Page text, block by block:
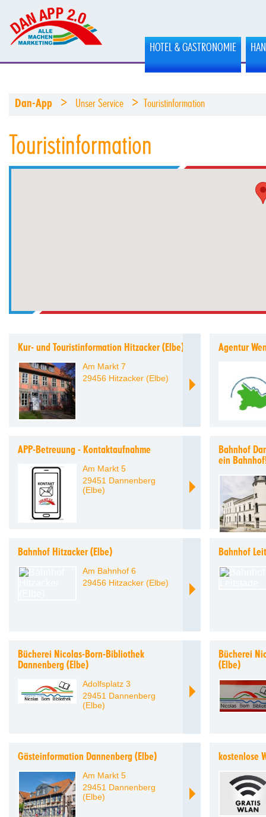
HOTEL & GASTRONOMIE
Dan-App > Unser Service > Touristinformation
Touristinformation
Kur- und Touristinformation Hitzacker (Elbe)
Am Markt 7
29456 Hitzacker (Elbe)
Agentur
APP-Betreuung - Kontaktaufnahme
Am Markt 5
29451 Dannenberg
(Elbe)
Bahnhof
ein
Bahnhof Hitzacker (Elbe)
Am Bahnhof 6
29456 Hitzacker (Elbe)
Bahnhof
Bücherei Nicolas-Born-Bibliothek
Dannenberg (Elbe)
Adolfsplatz 3
29451 Dannenberg
(Elbe)
Bücherei
(Elbe)
Gästeinformation Dannenberg (Elbe)
Am Markt 5
29451 Dannenberg
(Elbe)
kostenlose